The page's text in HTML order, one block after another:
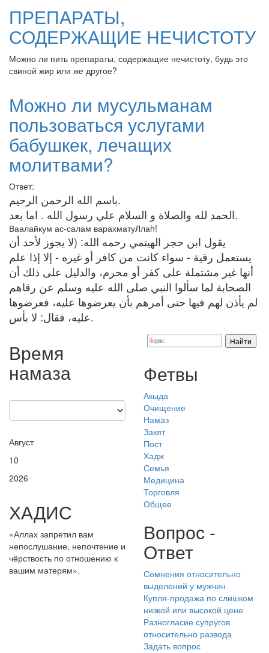
ПРЕПАРАТЫ,
СОДЕРЖАЩИЕ НЕЧИСТОТУ
Можно ли пить препараты, содержащие нечистоту, будь это
свиной жир или же другое?
Можно ли мусульманам
пользоваться услугами
бабушкек, лечащих
молитвами?
Ответ:
‎باسم الله الرحمن الرحيم.
‎الحمد لله والصلاة و السلام علي رسول الله . اما بعد.
Ваалайкум ас-салам варахматуЛлаh!
يستعمل رقية - سواء كانت من كافر أو غيره - إلا إذا علم
أنها غير مشتملة على كفر أو محرم، والدليل على ذلك أن
الصحابة لما سألوا النبي صلى الله عليه وسلم عن رقاهم
لم يأذن لهم فيها حتى أمرهم بأن يعرضوها عليه، فعرضوها
عليه، فقال: لا بأس.
Время
намаза
Август
10
2026
ХАДИС
«Аллах запретил вам
непослушание, непочтение и
чёрствость по отношению к
вашим матерям».
Фетвы
Акыда
Очищение
Намаз
Закят
Пост
Хадж
Семья
Медицина
Торговля
Общее
Вопрос -
Ответ
Сомнения относительно
выделений у мужчин
Купля-продажа по слишком
низкой или высокой цене
Разногласие супругов
относительно развода
Задать вопрос